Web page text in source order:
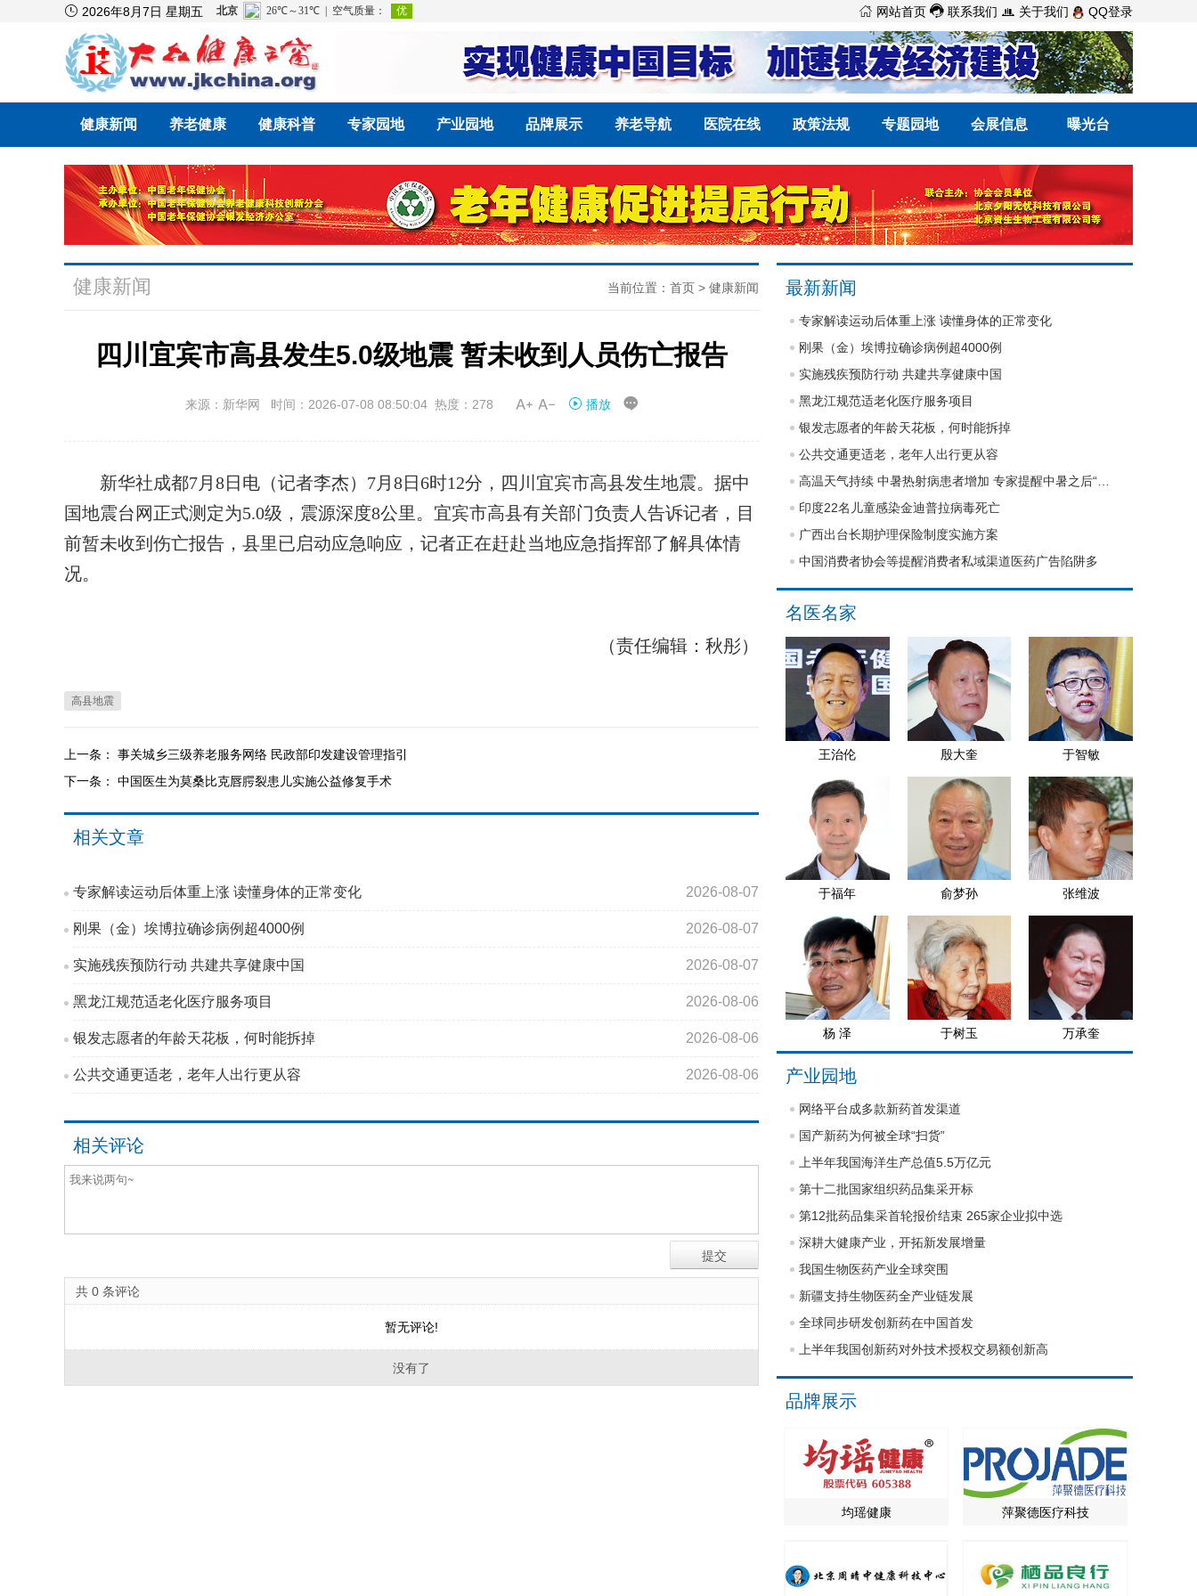
 2026年8月7日 星期五  网站首页  联系我们  关于我们 QQ登录
健康新闻 养老健康 健康科普 专家园地 产业园地 品牌展示 养老导航 医院在线 政策法规 专题园地 会展信息 曝光台
健康新闻 当前位置： 首页 > 健康新闻
四川宜宾市高县发生5.0级地震 暂未收到人员伤亡报告
来源：新华网 时间：2026-07-08 08:50:04 热度：278  播放 
新华社成都7月8日电（记者李杰）7月8日6时12分，四川宜宾市高县发生地震。据中
国地震台网正式测定为5.0级，震源深度8公里。宜宾市高县有关部门负责人告诉记者，目
前暂未收到伤亡报告，县里已启动应急响应，记者正在赶赴当地应急指挥部了解具体情
况。
（责任编辑：秋彤）
高县地震
上一条： 事关城乡三级养老服务网络 民政部印发建设管理指引
下一条： 中国医生为莫桑比克唇腭裂患儿实施公益修复手术
相关文章
专家解读运动后体重上涨 读懂身体的正常变化 2026-08-07
刚果（金）埃博拉确诊病例超4000例 2026-08-07
实施残疾预防行动 共建共享健康中国 2026-08-07
黑龙江规范适老化医疗服务项目 2026-08-06
银发志愿者的年龄天花板，何时能拆掉 2026-08-06
公共交通更适老，老年人出行更从容 2026-08-06
相关评论
共 0 条评论
暂无评论!
没有了
最新新闻
专家解读运动后体重上涨 读懂身体的正常变化
刚果（金）埃博拉确诊病例超4000例
实施残疾预防行动 共建共享健康中国
黑龙江规范适老化医疗服务项目
银发志愿者的年龄天花板，何时能拆掉
公共交通更适老，老年人出行更从容
印度22名儿童感染金迪普拉病毒死亡
广西出台长期护理保险制度实施方案
中国消费者协会等提醒消费者私域渠道医药广告陷阱多
名医名家
王治伦 殷大奎 于智敏
于福年 俞梦孙 张维波
杨 泽 于树玉 万承奎
产业园地
网络平台成多款新药首发渠道
国产新药为何被全球“扫货”
上半年我国海洋生产总值5.5万亿元
第十二批国家组织药品集采开标
第12批药品集采首轮报价结束 265家企业拟中选
深耕大健康产业，开拓新发展增量
我国生物医药产业全球突围
新疆支持生物医药全产业链发展
全球同步研发创新药在中国首发
上半年我国创新药对外技术授权交易额创新高
品牌展示
均瑶健康 萍聚德医疗科技